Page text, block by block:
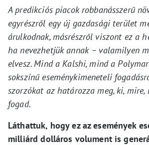
A predikciós piacok robbanásszerű
egyrészről egy új gazdasági terület
árulkodnak, másrészről viszont ez a
ha nevezhetjük annak – valamilyen
elvesz. Mind a Kalshi, mind a
sokszínű eseménykimeneteli
szorzókat az határozza meg, ki, mire,
fogad.
Láthattuk, hogy ez az események
milliárd dolláros volument is